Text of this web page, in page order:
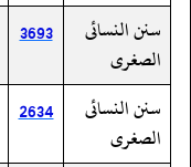
سنن النسائى
الصغرى
3693
سنن النسائى
الصغرى
2634